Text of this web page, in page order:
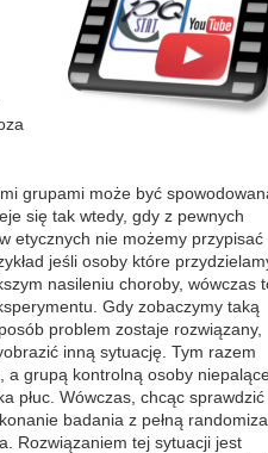
grupami może być
się tak wtedy, gdy z pewnych
etycznych nie możemy przypisać
jeśli osoby które
nasileniu choroby, wówczas
Gdy zobaczymy taką
problem zostaje rozwiązany,
inną sytuację. Tym razem
grupą kontrolną osoby
płuc. Wówczas, chcąc sprawdzić
badania z pełną
Rozwiązaniem tej sytuacji jest